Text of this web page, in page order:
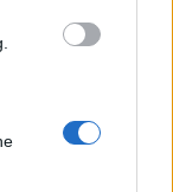
az
a pénteki